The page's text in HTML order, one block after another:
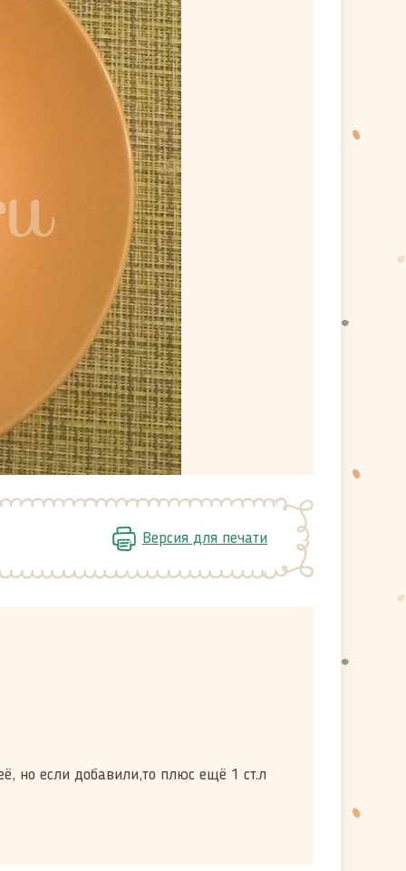
Версия для печати
но если добавили,то плюс ещё 1 ст.л